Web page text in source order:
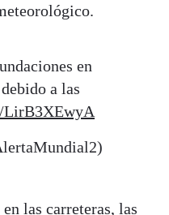
en
a las
LirB3XEwyA
las carreteras, las